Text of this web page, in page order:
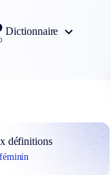
Dictionnaire
définitions